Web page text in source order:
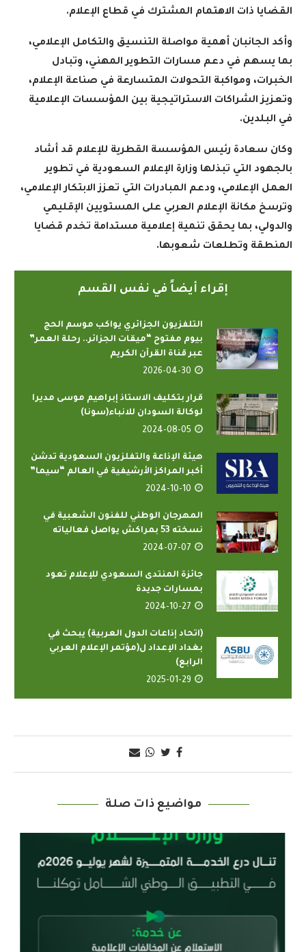
القضايا ذات الاهتمام المشترك في قطاع الإعلام.
وأكد الجانبان أهمية مواصلة التنسيق والتكامل الإعلامي،
بما يسهم في دعم مسارات التطوير المهني، وتبادل
الخبرات، ومواكبة التحولات المتسارعة في صناعة الإعلام،
وتعزيز الشراكات الاستراتيجية بين المؤسسات الإعلامية
في البلدين.
وكان سعادة رئيس المؤسسة القطرية للإعلام قد أشاد
بالجهود التي تبذلها وزارة الإعلام السعودية في تطوير
العمل الإعلامي، ودعم المبادرات التي تعزز الابتكار الإعلامي،
وترسخ مكانة الإعلام العربي على المستويين الإقليمي
والدولي، بما يحقق تنمية إعلامية مستدامة تخدم قضايا
المنطقة وتطلعات شعوبها.
إقراء أيضاً في نفس القسم
التلفزيون الجزائري يواكب موسم الحج
بيوم مفتوح “ميقات الجزائر.. رحلة العمر”
عبر قناة القرآن الكريم
2026-04-30
قرار بتكليف الاستاذ إبراهيم موسى مديرا
لوكالة السودان للانباء(سونا)
2024-08-05
هيئة الإذاعة والتفلزيون السعودية تدشن
أكبر المراكز الأرشيفية في العالم “سيما”
2024-10-10
المهرجان الوطني للفنون الشعبية في
نسخته 53 بمراكش يواصل فعالياته
2024-07-07
جائزة المنتدى السعودي للإعلام تعود
بمسارات جديدة
2024-10-27
(اتحاد إذاعات الدول العربية) يبحث في
بغداد الإعداد ل(مؤتمر الإعلام العربي
الرابع)
2025-01-29
مواضيع ذات صلة